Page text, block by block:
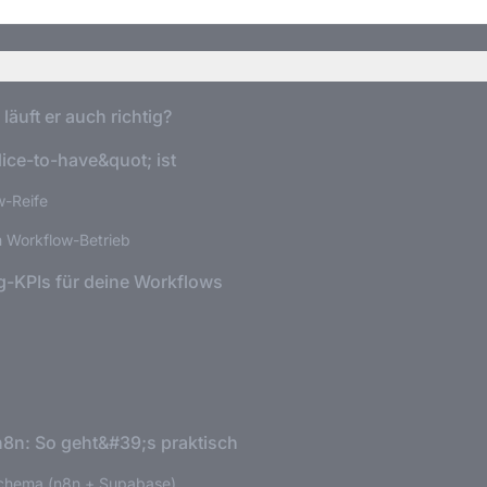
er auch richtig?
to-have&quot; ist
Reife
Workflow-Betrieb
KPIs für deine Workflows
So geht&#39;s praktisch
(n8n + Supabase)